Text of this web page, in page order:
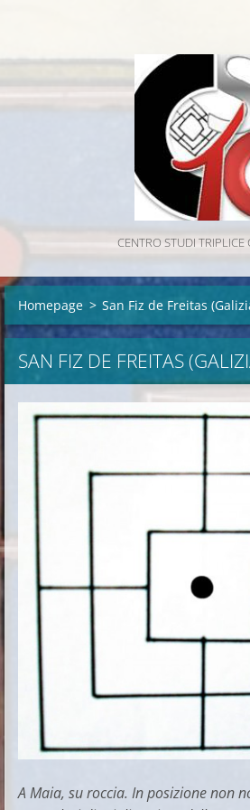
CENTRO STUDI TRIPLICE
Homepage > San Fiz de Freitas
SAN FIZ DE FREITAS
A Maia, su roccia. In posizione non